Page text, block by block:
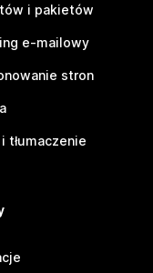
i pakietów
e-mailowy
stron
tłumaczenie